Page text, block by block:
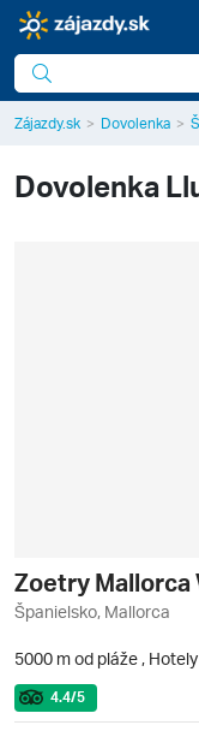
Zájazdy.sk Dovolenka
Dovolenka
Zoetry Mallorca
Španielsko, Mallorca
5000 m od pláže ,
4.4/5